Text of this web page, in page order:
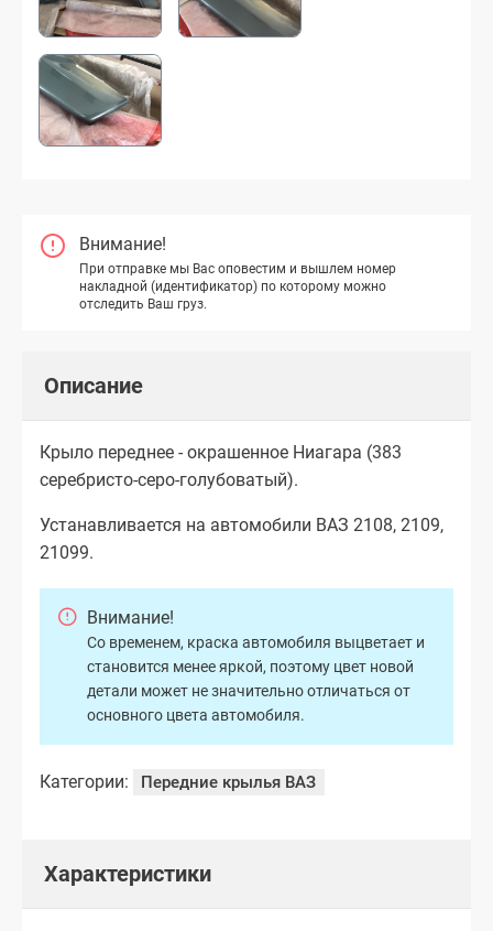
Внимание!
При отправке мы Вас оповестим и вышлем номер
накладной (идентификатор) по которому можно
отследить Ваш груз.
Описание
Крыло переднее - окрашенное Ниагара (383
серебристо-серо-голубоватый).
Устанавливается на автомобили ВАЗ 2108, 2109,
21099.
Внимание!
Со временем, краска автомобиля выцветает и
становится менее яркой, поэтому цвет новой
детали может не значительно отличаться от
основного цвета автомобиля.
Категории: Передние крылья ВАЗ
Характеристики